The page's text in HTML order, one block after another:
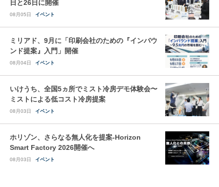
日と26日に開催
08月05日 イベント
ミリアド、9月に「印刷会社のための『インバウ
ンド提案』入門」開催
08月04日 イベント
いけうち、全国5ヵ所でミスト冷房デモ体験会〜
ミストによる低コスト冷房提案
08月03日 イベント
ホリゾン、さらなる無人化を提案-Horizon
Smart Factory 2026開催へ
08月03日 イベント